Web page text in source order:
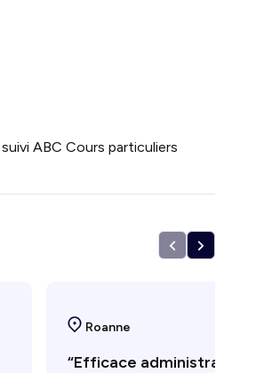
ABC Cours particuliers
Roanne
“Efficace administrativement